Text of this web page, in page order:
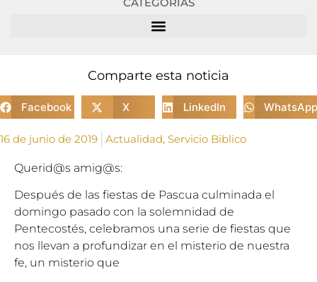
Comparte esta noticia
Facebook X LinkedIn WhatsApp
16 de junio de 2019 Actualidad, Servicio Biblico
Querid@s amig@s:
Después de las fiestas de Pascua culminada el
domingo pasado con la solemnidad de
Pentecostés, celebramos una serie de fiestas que
nos llevan a profundizar en el misterio de nuestra
fe, un misterio que